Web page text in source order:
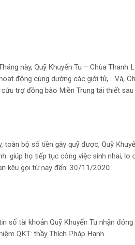
này, Quỹ Khuyến Tu – Chùa
động cúng dường các giới tử,… Và,
trợ đồng bào Miền Trung tái thiết sau
toàn bộ số tiền gây quỹ được, Quỹ
giúp họ tiếp tục công việc sinh nhai,
kêu gọi từ nay đến: 30/11/2020
số tài khoản Quỹ Khuyến Tu nhận đóng
QKT: thầy Thích Pháp Hạnh